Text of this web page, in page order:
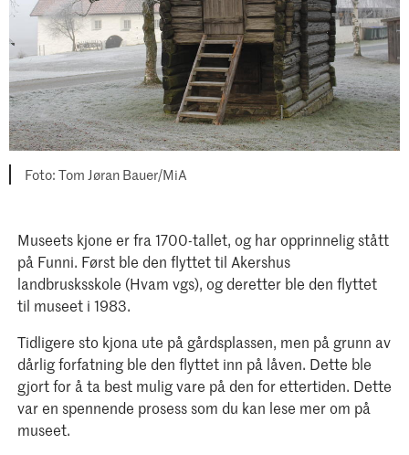
Tom Jøran Bauer/MiA
Museets kjone er fra 1700-tallet, og har opprinnelig stått
på Funni. Først ble den flyttet til Akershus
landbrusksskole (Hvam vgs), og deretter ble den flyttet
til museet i 1983.
Tidligere sto kjona ute på gårdsplassen, men på grunn av
dårlig forfatning ble den flyttet inn på låven. Dette ble
gjort for å ta best mulig vare på den for ettertiden. Dette
var en spennende prosess som du kan lese mer om på
museet.